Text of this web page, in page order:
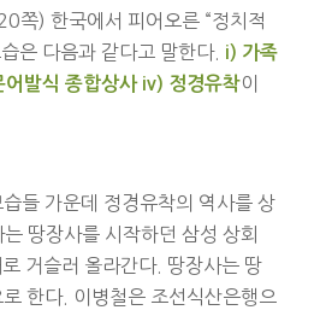
쪽) 한국에서 피어오른 “정치적
은 다음과 같다고 말한다. i) 가족
발식 종합상사 iv) 정경유착이
들 가운데 정경유착의 역사를 상
땅장사를 시작하던 삼성 상회
거슬러 올라간다. 땅장사는 땅
한다. 이병철은 조선식산은행으